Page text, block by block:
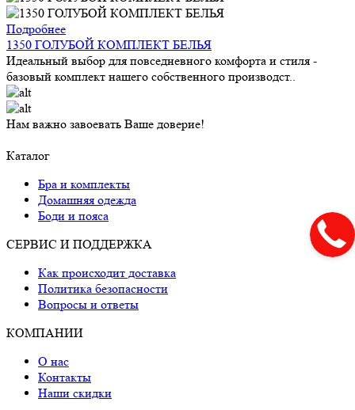
Подробнее
1350 ГОЛУБОЙ КОМПЛЕКТ БЕЛЬЯ
Идеальный выбор для повседневного комфорта и стиля -
базовый комплект нашего собственного производст..
Нам важно завоевать Ваше доверие!
Каталог
Бра и комплекты
Домашняя одежда
Боди и пояса
СЕРВИС И ПОДДЕРЖКА
Как происходит доставка
Политика безопасности
Вопросы и ответы
КОМПАНИИ
О нас
Контакты
Наши скидки